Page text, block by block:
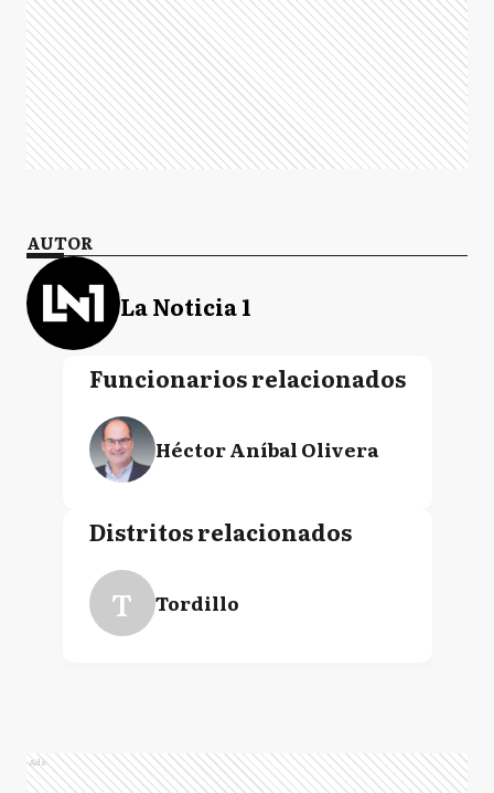
AUTOR
La Noticia 1
Funcionarios relacionados
Héctor Aníbal Olivera
Distritos relacionados
T Tordillo
Ads